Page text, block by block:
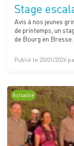
Stage
Avis à nos jeunes
de printemps, un
de Bourg en Bresse.
Publié le 20/01/2026
Actualité